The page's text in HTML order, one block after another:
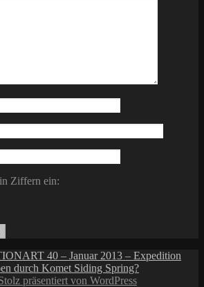
Ziffern ein:
40 – Januar 2013 – Expedition
durch Komet Siding Spring?
präsentiert von WordPress